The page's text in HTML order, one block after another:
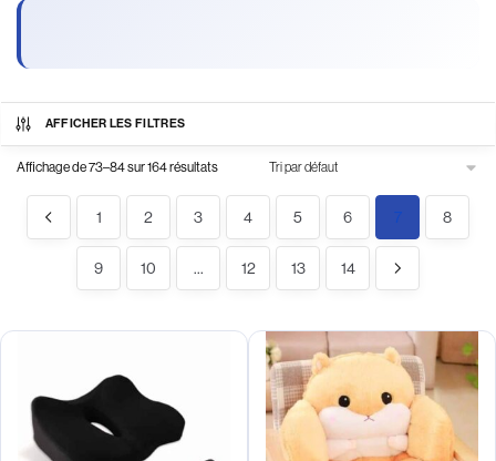
AFFICHER LES FILTRES
Affichage de 73–84 sur 164 résultats
1 2 3 4 5 6 7 8
9 10 … 12 13 14